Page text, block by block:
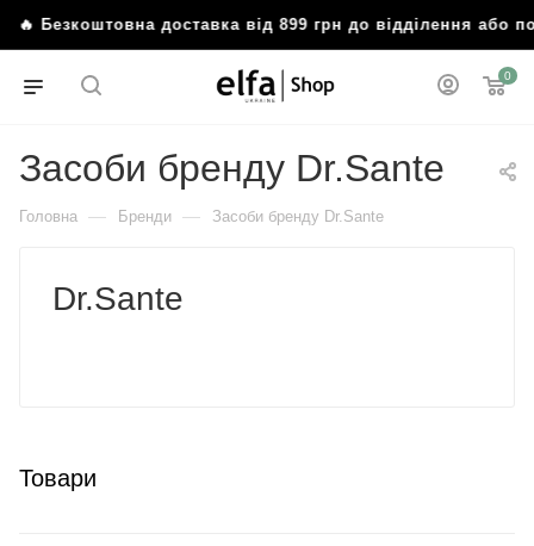
Безкоштовна доставка від 899 грн до відділення або
0
Засоби бренду Dr.Sante
Головна — Бренди — Засоби бренду Dr.Sante
Dr.Sante
Товари